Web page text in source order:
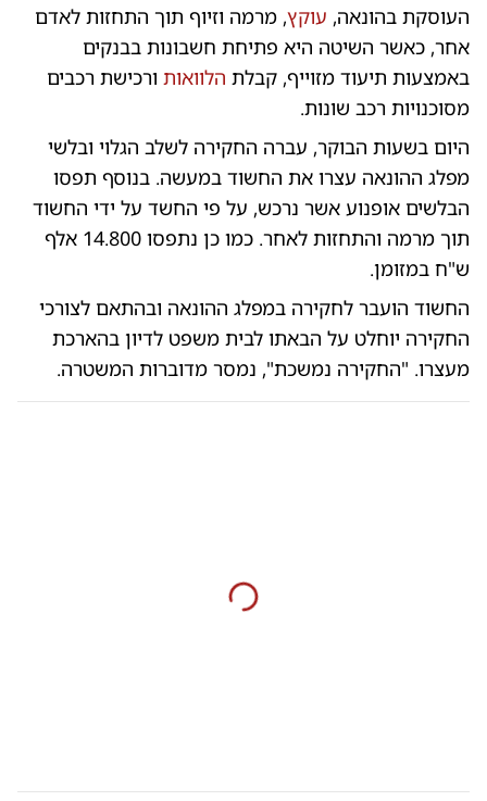
העוסקת בהונאה, עוקץ, מרמה וזיוף תוך התחזות לאדם
אחר, כאשר השיטה היא פתיחת חשבונות בבנקים
באמצעות תיעוד מזוייף, קבלת הלוואות ורכישת רכבים
מסוכנויות רכב שונות.
היום בשעות הבוקר, עברה החקירה לשלב הגלוי ובלשי
מפלג ההונאה עצרו את החשוד במעשה. בנוסף תפסו
הבלשים אופנוע אשר נרכש, על פי החשד על ידי החשוד
תוך מרמה והתחזות לאחר. כמו כן נתפסו 14.800 אלף
ש"ח במזומן.
החשוד הועבר לחקירה במפלג ההונאה ובהתאם לצורכי
החקירה יוחלט על הבאתו לבית משפט לדיון בהארכת
מעצרו. "החקירה נמשכת", נמסר מדוברות המשטרה.